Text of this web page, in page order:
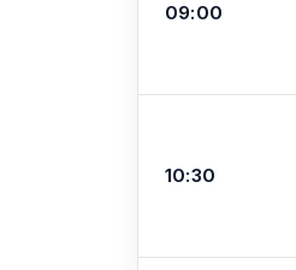
09:00
10:30